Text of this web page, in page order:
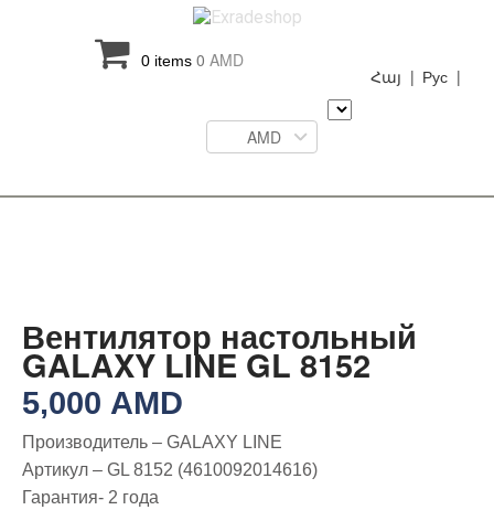
0 items 0 AMD
Рус |
Հայ |
AMD
Вентилятор настольный
GALAXY LINE GL 8152
5,000 AMD
Производитель – GALAXY LINE
Артикул – GL 8152 (4610092014616)
Гарантия- 2 года